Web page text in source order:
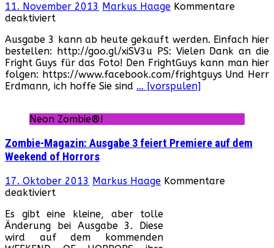
11. November 2013 Markus Haage Kommentare
deaktiviertfür
Magazin:
Ausgabe
3
jetzt
im
Ausgabe 3 kann ab heute gekauft werden. Einfach hier
bestellen: http://goo.gl/xiSV3u PS: Vielen Dank an die
Fright Guys für das Foto! Den FrightGuys kann man hier
folgen: https://www.facebook.com/frightguys Und Herr
Erdmann, ich hoffe Sie sind … [vorspulen]
Neon Zombie®!
Zombie-Magazin: Ausgabe 3 feiert Premiere auf dem
Weekend of Horrors
17. Oktober 2013 Markus Haage Kommentare
deaktiviert
Magazin:
Ausgabe
3
Es gibt eine kleine, aber tolle
Änderung bei Ausgabe 3. Diese
wird auf dem kommenden